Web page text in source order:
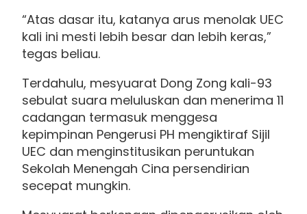
“Atas dasar itu, katanya arus menolak UEC
kali ini mesti lebih besar dan lebih keras,”
tegas beliau.
Terdahulu, mesyuarat Dong Zong kali-93
sebulat suara meluluskan dan menerima 11
cadangan termasuk menggesa
kepimpinan Pengerusi PH mengiktiraf Sijil
UEC dan menginstitusikan peruntukan
Sekolah Menengah Cina persendirian
secepat mungkin.